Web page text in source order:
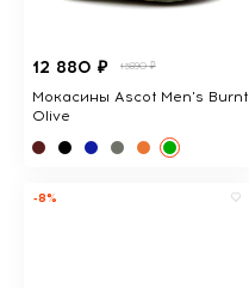
12 880 ₽ 13890 ₽
Мокасины Ascot Men's Burnt
Olive
-8%